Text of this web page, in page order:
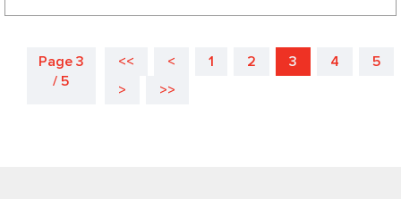
Page 3
/ 5
<< < 1 2 3 4
5
>
>>